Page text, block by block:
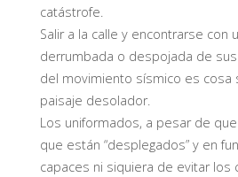
catástrofe.
Salir a la calle y encontrarse con
derrumbada o despojada de
del movimiento sísmico es cosa
paisaje desolador.
Los uniformados, a pesar de
que están “desplegados” y en
capaces ni siquiera de evitar los